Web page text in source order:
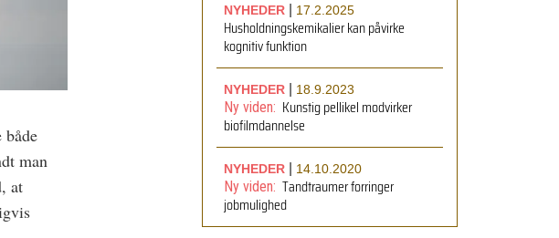
man
at
NYHEDER| 17.2.2025
Husholdningskemikalier kan påvirke
kognitiv funktion
NYHEDER| 18.9.2023
Ny viden: Kunstig pellikel modvirker
biofilmdannelse
NYHEDER| 14.10.2020
Ny viden: Tandtraumer forringer
jobmulighed